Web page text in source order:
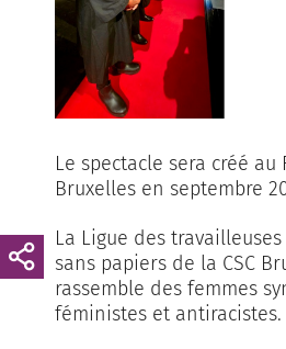
Le spectacle sera créé au
Bruxelles en septembre
La Ligue des
sans papiers de la CSC
rassemble des femmes
féministes et antiracistes.